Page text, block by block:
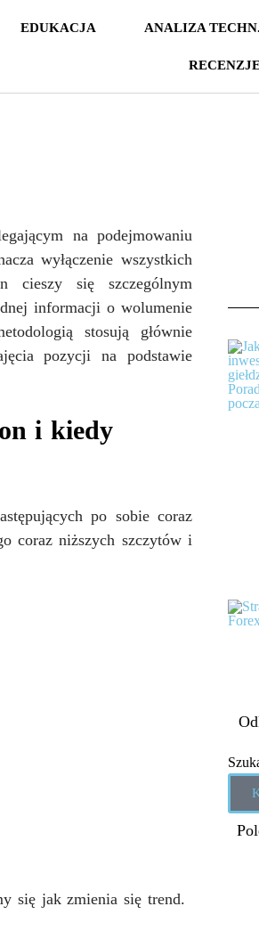
EDUKACJA ANALIZA TECHN.
na podejmowaniu
wyłączenie wszystkich
cieszy się szczególnym
informacji o wolumenie
stosują głównie
pozycji na podstawie
i kiedy
po sobie coraz
coraz niższych szczytów i
się jak zmienia się trend.